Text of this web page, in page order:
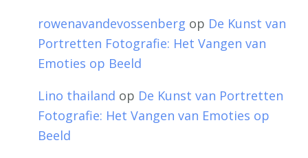
rowenavandevossenberg op De Kunst van
Portretten Fotografie: Het Vangen van
Emoties op Beeld
Lino thailand op De Kunst van Portretten
Fotografie: Het Vangen van Emoties op
Beeld